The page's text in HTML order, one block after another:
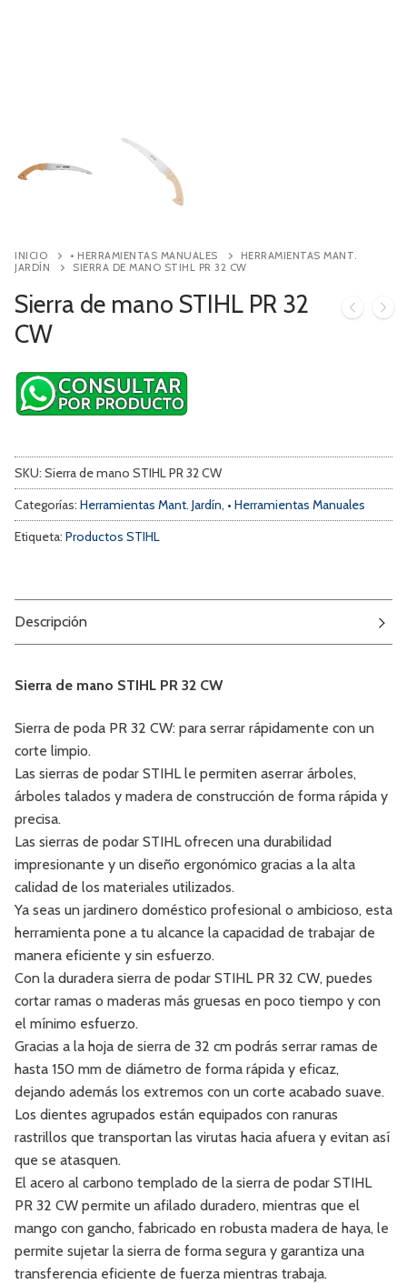
INICIO • HERRAMIENTAS MANUALES
HERRAMIENTAS MANT.
JARDÍN
SIERRA DE MANO STIHL PR 32 CW
Sierra de mano STIHL PR 32
CW
SKU: Sierra de mano STIHL PR 32 CW
Categorías: Herramientas Mant. Jardín, • Herramientas Manuales
Etiqueta: Productos STIHL
Descripción
Sierra de mano STIHL PR 32 CW
Sierra de poda PR 32 CW: para serrar rápidamente con un
corte limpio.
Las sierras de podar STIHL le permiten aserrar árboles,
árboles talados y madera de construcción de forma rápida y
precisa.
Las sierras de podar STIHL ofrecen una durabilidad
impresionante y un diseño ergonómico gracias a la alta
calidad de los materiales utilizados.
Ya seas un jardinero doméstico profesional o ambicioso, esta
herramienta pone a tu alcance la capacidad de trabajar de
manera eficiente y sin esfuerzo.
Con la duradera sierra de podar STIHL PR 32 CW, puedes
cortar ramas o maderas más gruesas en poco tiempo y con
el mínimo esfuerzo.
Gracias a la hoja de sierra de 32 cm podrás serrar ramas de
hasta 150 mm de diámetro de forma rápida y eficaz,
dejando además los extremos con un corte acabado suave.
Los dientes agrupados están equipados con ranuras
rastrillos que transportan las virutas hacia afuera y evitan así
que se atasquen.
El acero al carbono templado de la sierra de podar STIHL
PR 32 CW permite un afilado duradero, mientras que el
mango con gancho, fabricado en robusta madera de haya, le
permite sujetar la sierra de forma segura y garantiza una
transferencia eficiente de fuerza mientras trabaja.